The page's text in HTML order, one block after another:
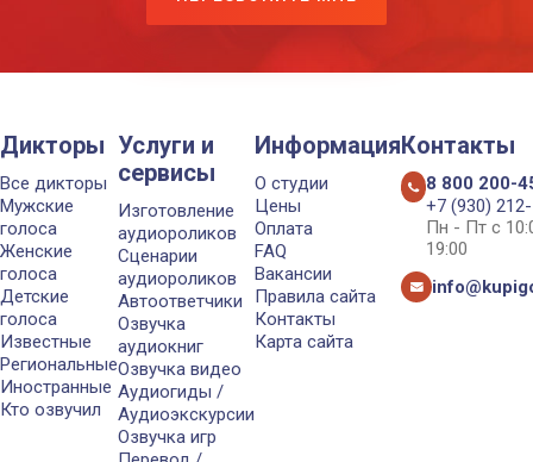
Дикторы
Все дикторы
Мужские
голоса
Женские
голоса
Детские
голоса
Известные
Региональные
Иностранные
Кто озвучил
Услуги и
сервисы
Изготовление
аудиороликов
Сценарии
аудиороликов
Автоответчики
Озвучка
аудиокниг
Озвучка видео
Аудиогиды /
Аудиоэкскурсии
Озвучка игр
Информация
О студии
Цены
Оплата
FAQ
Вакансии
Правила сайта
Контакты
Карта сайта
Контакты
8 800 200-
+7 (930)
Пн - Пт с
19:00